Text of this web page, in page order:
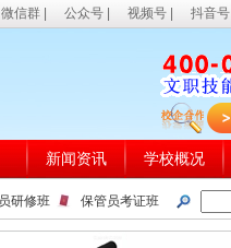
微信群| 公众号| 视频号| 抖音号|
新闻资讯 学校概况
研修班 保管员考证班